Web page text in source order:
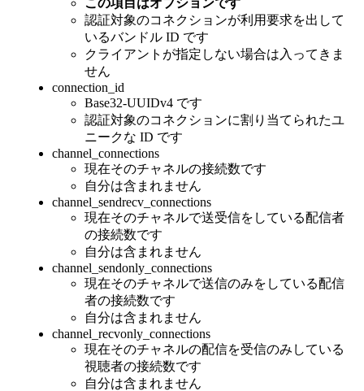
認証対象のコネクションが利用要求を出して
いるバンドル ID です
クライアントが指定しない場合は入ってきま
せん
connection_id
Base32-UUIDv4 です
認証対象のコネクションに割り当てられたユ
ニークな ID です
channel_connections
現在そのチャネルの接続数です
自分は含まれません
channel_sendrecv_connections
現在そのチャネルで送受信をしている配信者
の接続数です
自分は含まれません
channel_sendonly_connections
現在そのチャネルで送信のみをしている配信
者の接続数です
自分は含まれません
channel_recvonly_connections
現在そのチャネルの配信を受信のみしている
視聴者の接続数です
自分は含まれません